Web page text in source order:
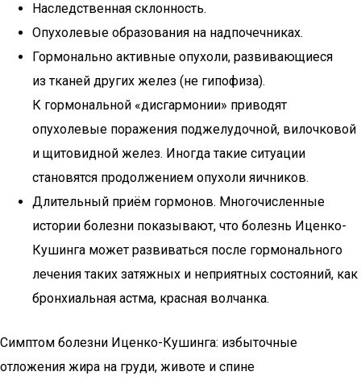
Наследственная склонность.
Опухолевые образования на надпочечниках.
Гормонально активные опухоли, развивающиеся
из тканей других желез (не гипофиза).
К гормональной «дисгармонии» приводят
опухолевые поражения поджелудочной, вилочковой
и щитовидной желез. Иногда такие ситуации
становятся продолжением опухоли яичников.
Длительный приём гормонов. Многочисленные
истории болезни показывают, что болезнь Иценко-
Кушинга может развиваться после гормонального
лечения таких затяжных и неприятных состояний, как
бронхиальная астма, красная волчанка.
Симптом болезни Иценко-Кушинга: избыточные
отложения жира на груди, животе и спине